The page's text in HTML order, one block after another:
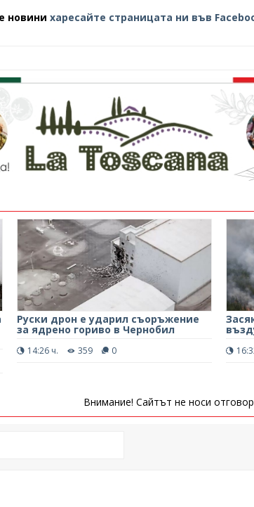
новинихаресайте страницата ни във
Руски дрон е ударил съоръжение
за ядрено гориво в Чернобил
14:26 ч. 359 0
Внимание! Сайтът не носи